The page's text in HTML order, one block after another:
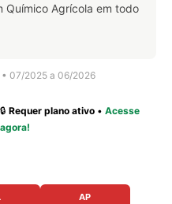
Químico Agrícola em todo
• 07/2025 a 06/2026
🔒Requer plano ativo •Acesse
agora!
AP